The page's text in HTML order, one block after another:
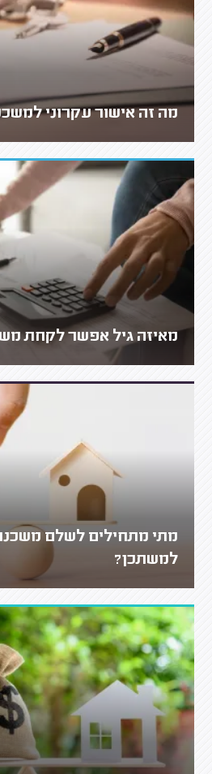
מה זה אישור עקרוני
מאיזה גיל אפשר לקחת
מתי מתחילים לשלם
למשתכן?